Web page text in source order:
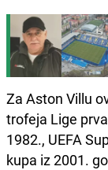
Za Aston Villu
trofeja Lige
1982., UEFA
kupa iz 2001.